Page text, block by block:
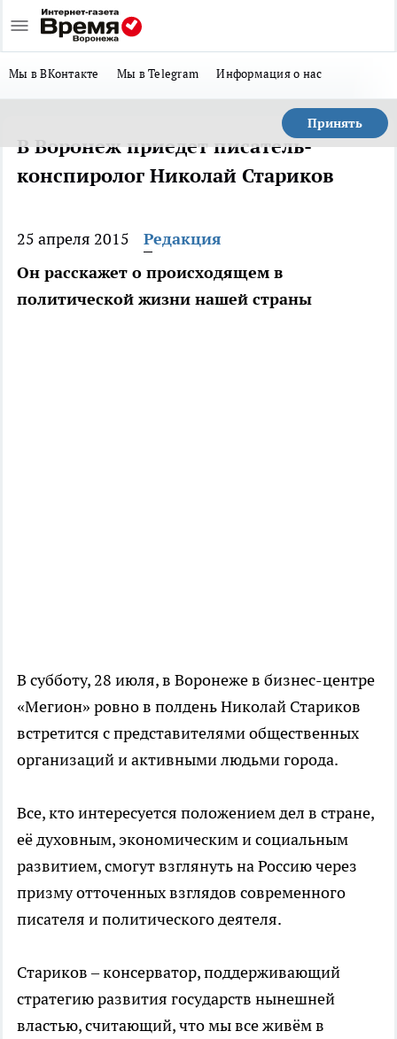
Мы в ВКонтакте Мы в Telegram Информация о нас
Принять
В Воронеж приедет писатель-
конспиролог Николай Стариков
25 апреля 2015
Редакция
Он расскажет о происходящем в
политической жизни нашей страны
В субботу, 28 июля, в Воронеже в бизнес-центре
«Мегион» ровно в полдень Николай Стариков
встретится с представителями общественных
организаций и активными людьми города.
Все, кто интересуется положением дел в стране,
её духовным, экономическим и социальным
развитием, смогут взглянуть на Россию через
призму отточенных взглядов современного
писателя и политического деятеля.
Стариков – консерватор, поддерживающий
стратегию развития государств нынешней
властью, считающий, что мы все живём в